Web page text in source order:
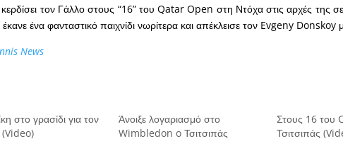
τον Γάλλο στους “16” του Qatar Open στη Ντόχα στις αρχές της
ένα φανταστικό παιχνίδι νωρίτερα και απέκλεισε τον Evgeny Donskoy
News
στο γρασίδι για τον
(Video)
Άνοιξε λογαριασμό στο
Wimbledon o Τσιτσιπάς
Στους 16 του
Τσιτσιπάς